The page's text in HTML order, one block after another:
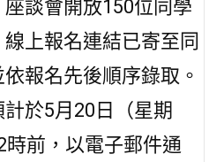
談會開放150位同學
上報名連結已寄至同
報名先後順序錄取。
於5月20日（星期
時前，以電子郵件通